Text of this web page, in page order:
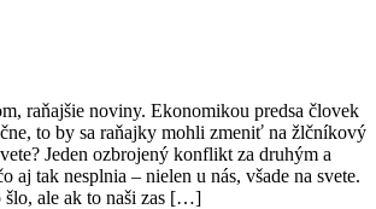
raňajšie noviny. Ekonomikou predsa človek
to by sa raňajky mohli zmeniť na žlčníkový
Jeden ozbrojený konflikt za druhým a
aj tak nesplnia – nielen u nás, všade na svete.
šlo, ale ak to naši zas […]